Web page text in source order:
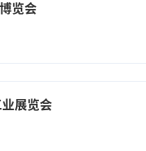
览会
展览会